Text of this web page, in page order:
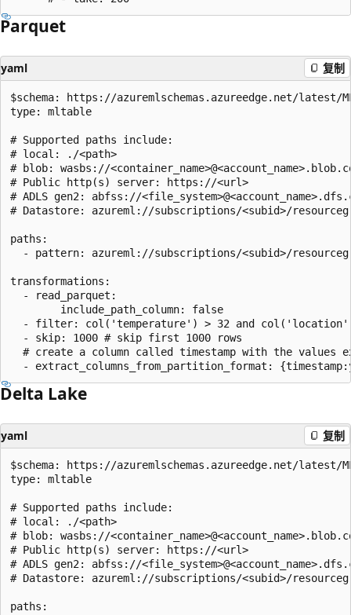
Parquet
yaml 复制
$schema: https://azuremlschemas.azureedge.net/latest/
type: mltable
# Supported paths include:
# local: ./<path>
# blob: wasbs://
# Public http(s) server: https://<url>
# ADLS gen2: abfss://
# Datastore: azureml://subscriptions/<subid>/
paths:
- pattern: azureml://subscriptions/<subid>/
transformations:
  - read_parquet:
        include_path_column: false
- filter: col('temperature') > 32 and
  - skip: 1000 # skip first 1000 rows
# create a column called timestamp with the values
Delta Lake
yaml 复制
$schema: https://azuremlschemas.azureedge.net/latest/
type: mltable
# Supported paths include:
# local: ./<path>
# blob: wasbs://
# Public http(s) server: https://<url>
# ADLS gen2: abfss://
# Datastore: azureml://subscriptions/<subid>/
paths: